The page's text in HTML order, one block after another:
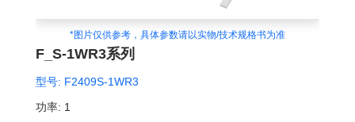
*图片仅供参考，具体参数请以实物/技术规格书为准
F_S-1WR3系列
型号: F2409S-1WR3
功率: 1